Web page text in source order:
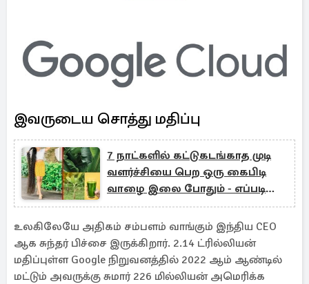
இவருடைய சொத்து மதிப்பு
7 நாட்களில் கட்டுகடங்காத முடி
வளர்ச்சியை பெற ஒரு கைபிடி
வாழை இலை போதும் - எப்படி
தெரியுமா?
உலகிலேயே அதிகம் சம்பளம் வாங்கும் இந்திய CEO
ஆக சுந்தர் பிச்சை இருக்கிறார். 2.14 ட்ரில்லியன்
மதிப்புள்ள Google நிறுவனத்தில் 2022 ஆம் ஆண்டில்
மட்டும் அவருக்கு சுமார் 226 மில்லியன் அமெரிக்க